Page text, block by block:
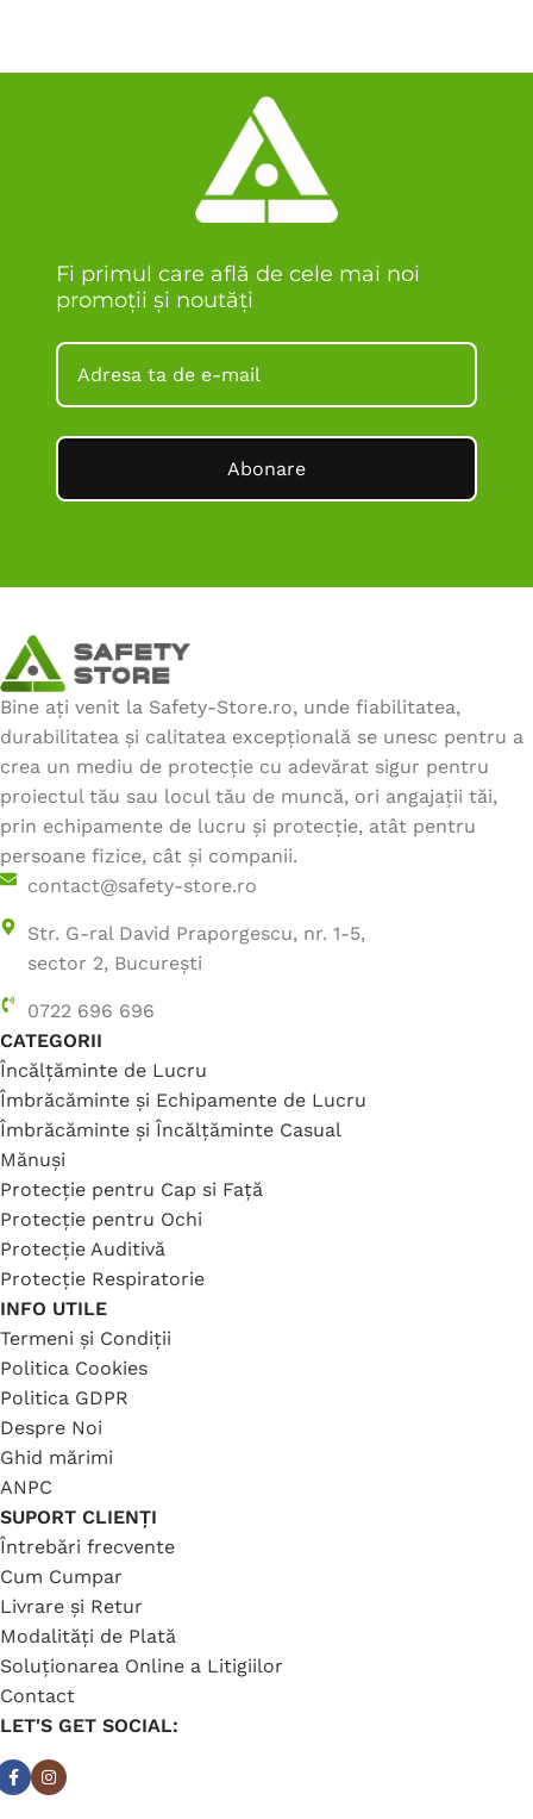
Fi primul care află de cele mai noi
promoții și noutăți
Abonare
Bine ați venit la Safety-Store.ro, unde fiabilitatea,
durabilitatea și calitatea excepțională se unesc pentru a
crea un mediu de protecție cu adevărat sigur pentru
proiectul tău sau locul tău de muncă, ori angajații tăi,
prin echipamente de lucru și protecție, atât pentru
persoane fizice, cât și companii.
contact@safety-store.ro
Str. G-ral David Praporgescu, nr. 1-5,
sector 2, București
0722 696 696
CATEGORII
Încălțăminte de Lucru
Îmbrăcăminte și Echipamente de Lucru
Îmbrăcăminte și Încălțăminte Casual
Mănuși
Protecție pentru Cap si Față
Protecție pentru Ochi
Protecție Auditivă
Protecție Respiratorie
INFO UTILE
Termeni și Condiții
Politica Cookies
Politica GDPR
Despre Noi
Ghid mărimi
ANPC
SUPORT CLIENȚI
Întrebări frecvente
Cum Cumpar
Livrare și Retur
Modalități de Plată
Soluționarea Online a Litigiilor
Contact
LET'S GET SOCIAL: